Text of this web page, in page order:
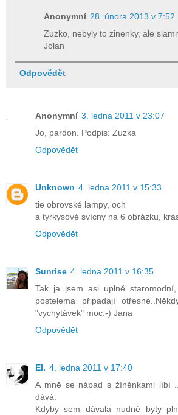
Anonymní 28. února 2013 v 7:52
Zuzko, nebyly to zinenky, ale
Jolan
Odpovědět
Anonymní 3. ledna 2011 v 23:07
Jo, pardon. Podpis: Zuzka
Odpovědět
Unknown 4. ledna 2011 v 15:33
tie obrovské lampy, och
a tyrkysové svícny na 6 obrázku,
Odpovědět
Sunrise 4. ledna 2011 v 16:35
Tak ja jsem asi uplně
postelema připadají
"vychytávek" moc:-) Jana
Odpovědět
El. 4. ledna 2011 v 17:40
A mně se nápad s žíněnkami líbí
dává.
Kdyby sem dávala nudné byty